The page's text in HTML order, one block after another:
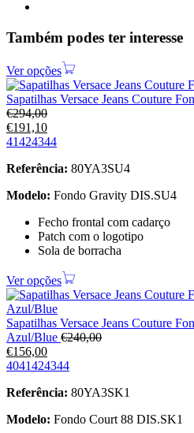
Também podes ter interesse
Ver opções
Sapatilhas Versace Jeans Couture
€294,00
€191,10
41424344
Referência: 80YA3SU4
Modelo: Fondo Gravity DIS.SU4
Fecho frontal com cadarço
Patch com o logotipo
Sola de borracha
Ver opções
Sapatilhas Versace Jeans Couture
Azul/Blue €240,00
€156,00
4041424344
Referência: 80YA3SK1
Modelo: Fondo Court 88 DIS.SK1